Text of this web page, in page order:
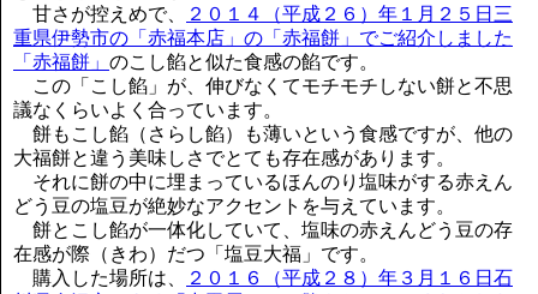
甘さが控えめで、
２０１４（平成２６）年１月２５日三
重県伊勢市の「赤福本店」の「赤福餅」でご紹介しました
「赤福餅」 のこし餡と似た食感の餡です。
この「こし餡」が、伸びなくてモチモチしない餅と不思
議なくらいよく合っています。
餅もこし餡（さらし餡）も薄いという食感ですが、他の
大福餅と違う美味しさでとても存在感があります。
それに餅の中に埋まっているほんのり塩味がする赤えん
どう豆の塩豆が絶妙なアクセントを与えています。
餅とこし餡が一体化していて、塩味の赤えんどう豆の存
在感が際（きわ）だつ「塩豆大福」です。
購入した場所は、
２０１６（平成２８）年３月１６日石